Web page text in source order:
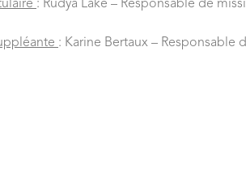
: Rudya Lake – Responsable de
: Karine Bertaux – Responsable